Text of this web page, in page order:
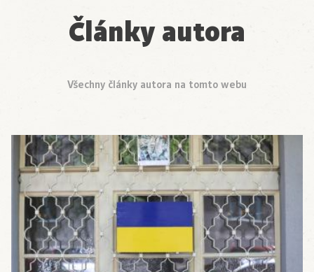
Články autora
Všechny články autora na tomto webu